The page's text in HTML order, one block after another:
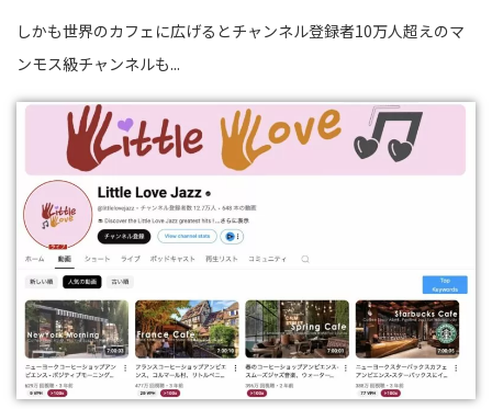
しかも世界のカフェに広げるとチャンネル登録者10万人超えのマ
ンモス級チャンネルも...